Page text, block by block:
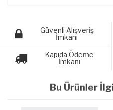
Güvenli Alışveriş
İmkanı
Kapıda Ödeme
İmkanı
Bu Ürünler